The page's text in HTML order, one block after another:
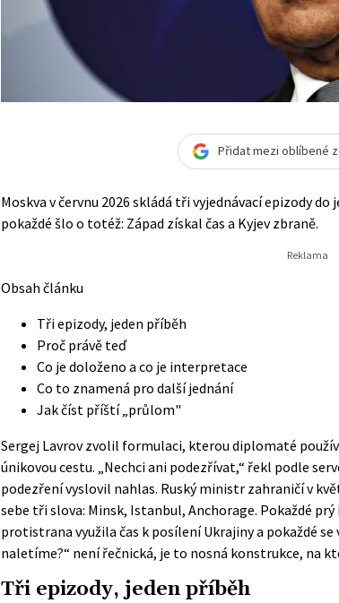
Přidat mezi oblíbené
Moskva v červnu 2026 skládá tři vyjednávací epizody
pokaždé šlo o totéž: Západ získal čas a Kyjev zbraně.
Obsah článku
Tři epizody, jeden příběh
Proč právě teď
Co je doloženo a co je interpretace
Co to znamená pro další jednání
Jak číst příští „průlom"
Sergej Lavrov zvolil formulaci, kterou diplomaté
únikovou cestu. „Nechci ani podezřívat,“ řekl podle
podezření vyslovil nahlas. Ruský ministr zahraničí v
sebe tři slova: Minsk, Istanbul, Anchorage. Pokaždé
protistrana využila čas k posílení Ukrajiny a pokaždé
naletíme?“ není řečnická, je to nosná konstrukce, na
Tři epizody, jeden příběh